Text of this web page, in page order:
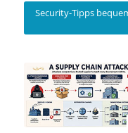
Security-Tipps